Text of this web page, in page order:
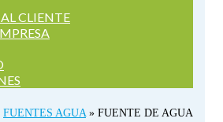
CLIENTE
FUENTES AGUA » FUENTE DE AGUA